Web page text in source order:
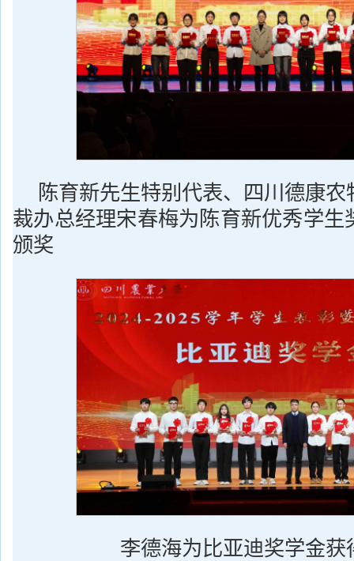
陈育新先生特别代表、四川德康
裁办总经理宋春梅为陈育新优秀学生
颁奖
李德海为比亚迪奖学金获